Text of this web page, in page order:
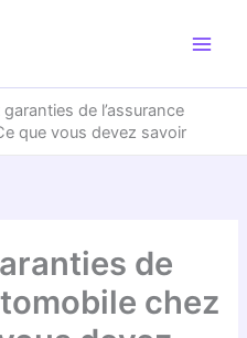
de l’assurance
que vous devez savoir
de
chez